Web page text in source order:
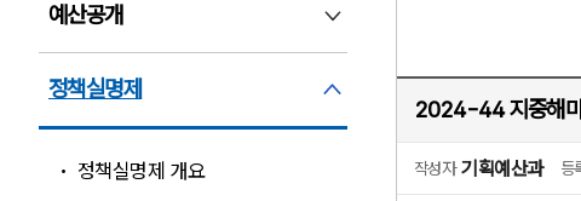
예산공개
정책실명제 정책실명제 펼침
정책실명제 개요
2024-44 지중해
작성자 기획예산과 등